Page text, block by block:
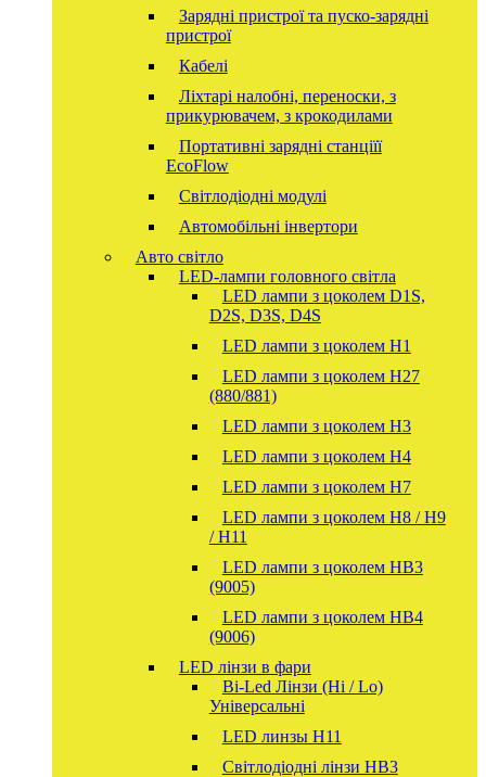
Зарядні пристрої та пуско-зарядні
пристрої
Кабелі
Ліхтарі налобні, переноски, з
прикурювачем, з крокодилами
Портативні зарядні станціїї
EcoFlow
Світлодіодні модулі
Автомобільні інвертори
Авто світло
LED-лампи головного світла
LED лампи з цоколем D1S,
D2S, D3S, D4S
LED лампи з цоколем H1
LED лампи з цоколем H27
(880/881)
LED лампи з цоколем H3
LED лампи з цоколем H4
LED лампи з цоколем H7
LED лампи з цоколем H8 / H9
/ H11
LED лампи з цоколем HB3
(9005)
LED лампи з цоколем HB4
(9006)
LED лінзи в фари
Bi-Led Лінзи (Hi / Lo)
Універсальні
LED линзы H11
Світлодіодні лінзи HB3